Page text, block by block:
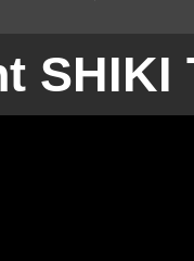
SHIKI